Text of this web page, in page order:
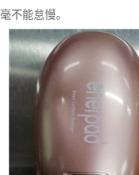
不能怠慢。